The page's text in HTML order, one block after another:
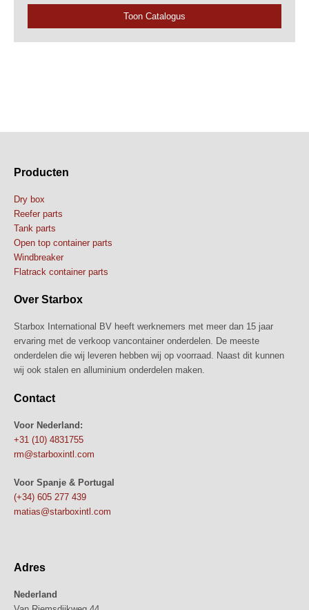
Toon Catalogus
Producten
Dry box
Reefer parts
Tank parts
Open top container parts
Windbreaker
Flatrack container parts
Over Starbox
Starbox International BV heeft werknemers met meer dan 15 jaar
ervaring met de verkoop vancontainer onderdelen. De meeste
onderdelen die wij leveren hebben wij op voorraad. Naast dit kunnen
wij ook stalen en alluminium onderdelen maken.
Contact
Voor Nederland:
+31 (10) 4831755
rm@starboxintl.com
Voor Spanje & Portugal
(+34) 605 277 439
matias@starboxintl.com
Adres
Nederland